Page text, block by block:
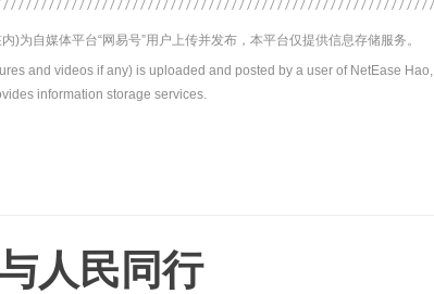
)为自媒体平台“网易号”用户上传并发布，本平台仅提供信息存储服务。
and videos if any) is uploaded and posted by a user of NetEase Hao,
information storage services.
人民同行